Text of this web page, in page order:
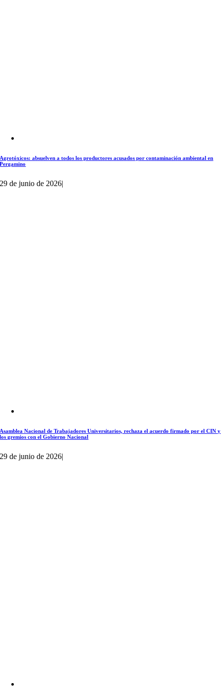
Agrotóxicos: absuelven a todos los productores acusados por contaminación ambiental en
Pergamino
29 de junio de 2026|
Asamblea Nacional de Trabajadores Universitarios, rechaza el acuerdo firmado por el CIN y
los gremios con el Gobierno Nacional
29 de junio de 2026|